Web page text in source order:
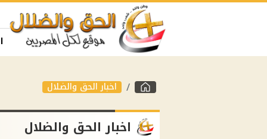
اخبار الحق والضلال
اخبار الحق والضلال